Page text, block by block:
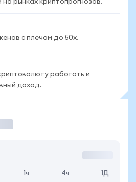
на рынках криптопрогнозов.
с плечом до 50x.
работать и
доход.
1ч 4ч 1Д